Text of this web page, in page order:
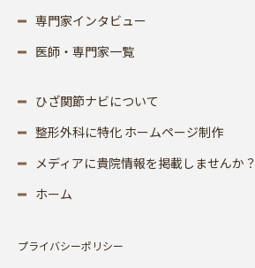
専門家インタビュー
医師・専門家一覧
ひざ関節ナビについて
整形外科に特化 ホームページ制作
メディアに貴院情報を掲載しませんか？
ホーム
プライバシーポリシー